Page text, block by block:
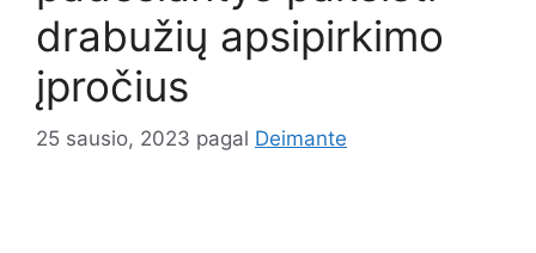
drabužių apsipirkimo
įpročius
25 sausio, 2023 pagal Deimante